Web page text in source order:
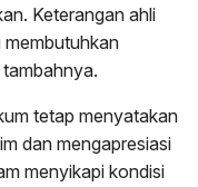
Keterangan ahli
membutuhkan
tetap menyatakan
dan mengapresiasi
menyikapi kondisi